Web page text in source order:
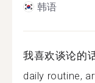
韩语
我喜欢谈论的
daily routine,